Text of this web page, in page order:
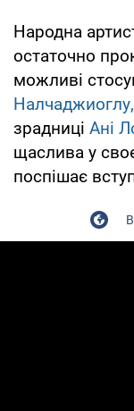
Народна
остаточно
можливі
Налчаджиоглу,
зрадниці Ані
щаслива у
поспішає